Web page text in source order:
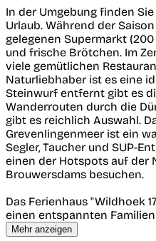
In der Umgebung finden
Urlaub. Während der
gelegenen Supermarkt
und frische Brötchen. Im
viele gemütlichen
Naturliebhaber ist es eine
Steinwurf entfernt gibt es
Wanderrouten durch die
gibt es reichlich Auswahl.
Grevenlingenmeer ist ein
Segler, Taucher und SUP-
einen der Hotspots auf der
Brouwersdams besuchen.
Das Ferienhaus "Wildhoek
einen entspannten
Mehr anzeigen